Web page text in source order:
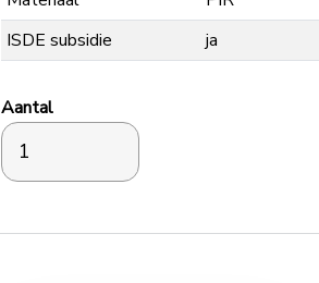
ISDE subsidie
ja
Aantal